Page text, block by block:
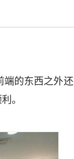
的东西之外
。